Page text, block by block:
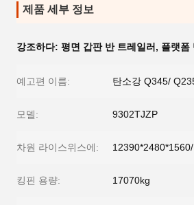
제품 세부 정보
강조하다: 평면 갑판 반 트레일러 , 플랫폼
예고편 이름: 탄소강 Q345/
모델: 9302TJZP
차원 라이스위스에:
킹핀 용량: 17070kg